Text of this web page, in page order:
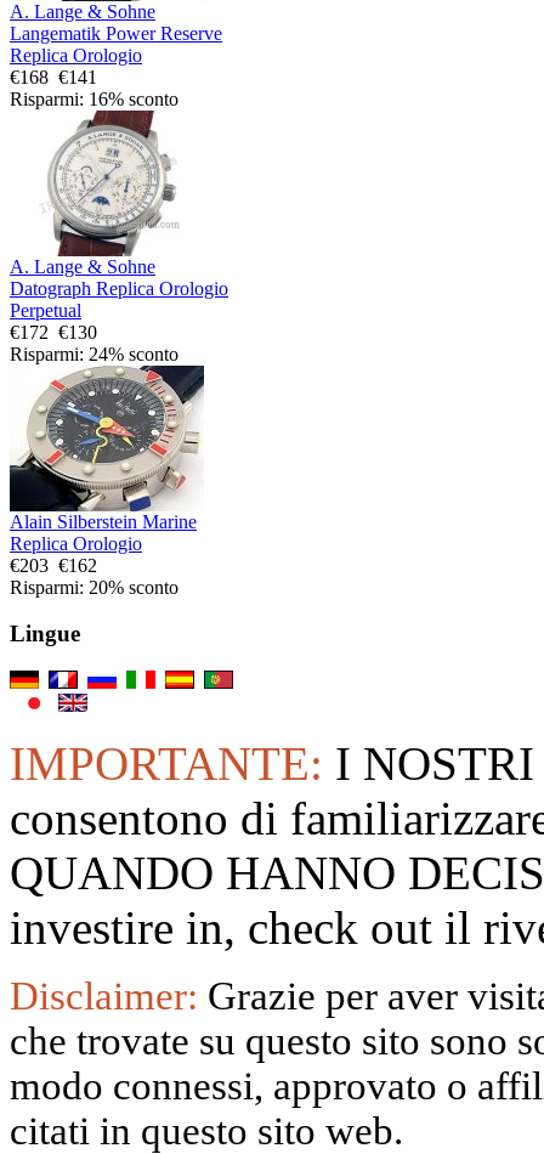
A. Lange & Sohne
Langematik Power Reserve
Replica Orologio
€168 €141
Risparmi: 16% sconto
A. Lange & Sohne
Datograph Replica Orologio
Perpetual
€172 €130
Risparmi: 24% sconto
Alain Silberstein Marine
Replica Orologio
€203 €162
Risparmi: 20% sconto
Lingue
IMPORTANTE: I
consentono di
QUANDO HANNO
investire in, check out il
Disclaimer: Grazie per aver
che trovate su questo sito sono
modo connessi, approvato o
citati in questo sito web.